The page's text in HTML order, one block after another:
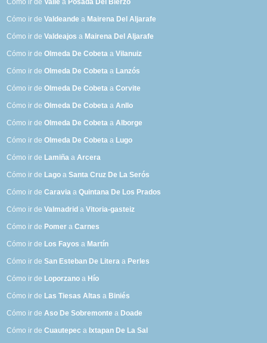
Cómo ir deValle a Posada Del Bierzo
Cómo ir deValdeande a Mairena Del Aljarafe
Cómo ir deValdeajos a Mairena Del Aljarafe
Cómo ir deOlmeda De Cobeta aVilanuiz
Cómo ir deOlmeda De Cobeta a Lanzós
Cómo ir deOlmeda De Cobeta aCorvite
Cómo ir deOlmeda De Cobeta aAnllo
Cómo ir deOlmeda De Cobeta aAlborge
Cómo ir deOlmeda De Cobeta a Lugo
Cómo ir de Lamiña aArcera
Cómo ir de Lago aSanta Cruz De La Serós
Cómo ir deCaravia aQuintana De Los Prados
Cómo ir deValmadrid aVitoria-gasteiz
Cómo ir de Pomer aCarnes
Cómo ir de Los Fayos a Martín
Cómo ir deSan Esteban De Litera a Perles
Cómo ir de Loporzano a Hío
Cómo ir de Las Tiesas Altas a Biniés
Cómo ir deAso De Sobremonte a Doade
Cómo ir deCuautepec a Ixtapan De La Sal